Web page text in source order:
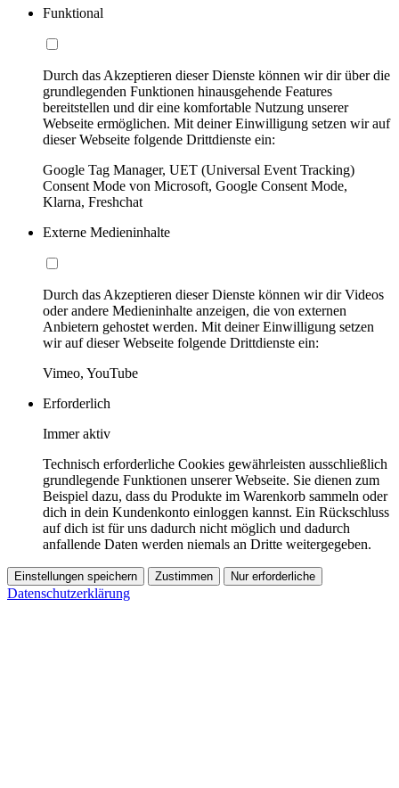
Funktional
Durch das Akzeptieren dieser Dienste können wir dir über die
grundlegenden Funktionen hinausgehende Features
bereitstellen und dir eine komfortable Nutzung unserer
Webseite ermöglichen. Mit deiner Einwilligung setzen wir auf
dieser Webseite folgende Drittdienste ein:
Google Tag Manager, UET (Universal Event Tracking)
Consent Mode von Microsoft, Google Consent Mode,
Klarna, Freshchat
Externe Medieninhalte
Durch das Akzeptieren dieser Dienste können wir dir Videos
oder andere Medieninhalte anzeigen, die von externen
Anbietern gehostet werden. Mit deiner Einwilligung setzen
wir auf dieser Webseite folgende Drittdienste ein:
Vimeo, YouTube
Erforderlich
Immer aktiv
Technisch erforderliche Cookies gewährleisten ausschließlich
grundlegende Funktionen unserer Webseite. Sie dienen zum
Beispiel dazu, dass du Produkte im Warenkorb sammeln oder
dich in dein Kundenkonto einloggen kannst. Ein Rückschluss
auf dich ist für uns dadurch nicht möglich und dadurch
anfallende Daten werden niemals an Dritte weitergegeben.
Einstellungen speichern Zustimmen Nur erforderliche
Datenschutzerklärung